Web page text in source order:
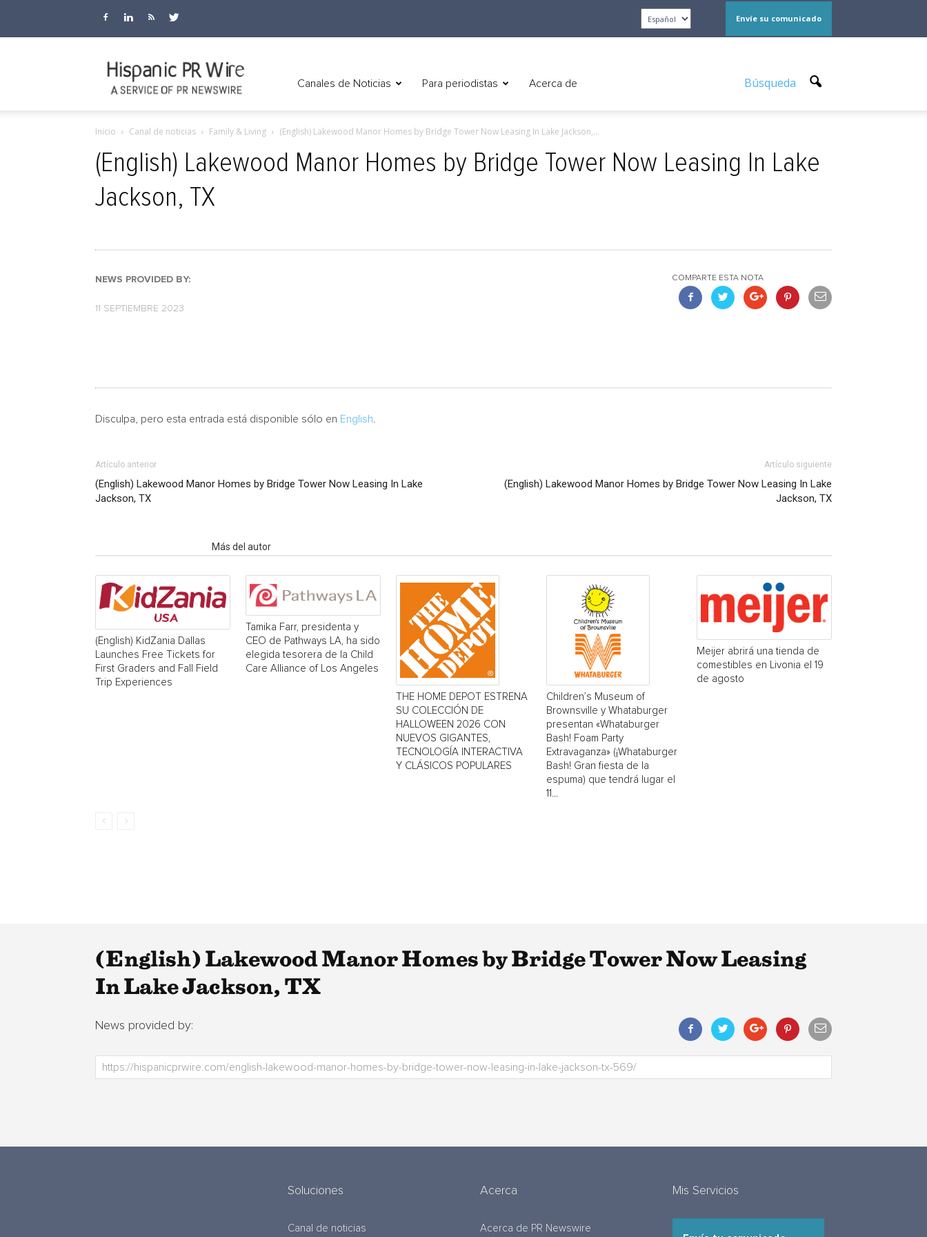
Envíe su comunicado
Canales de Noticias Para periodistas Acerca de Búsqueda
Inicio Canal de noticias Family & Living (English) Lakewood Manor Homes by Bridge Tower Now Leasing In Lake Jackson,...
(English) Lakewood Manor Homes by Bridge Tower Now Leasing In Lake
Jackson, TX
NEWS PROVIDED BY:
11 SEPTIEMBRE 2023
COMPARTE ESTA NOTA
Disculpa, pero esta entrada está disponible sólo en English
Artículo anterior
(English) Lakewood Manor Homes by Bridge Tower Now Leasing In Lake
Jackson, TX
Artículo siguiente
(English) Lakewood Manor Homes by Bridge Tower Now Leasing In Lake
Jackson, TX
Más del autor
(English) KidZania Dallas
Launches Free Tickets for
First Graders and Fall Field
Trip Experiences
Tamika Farr, presidenta y
CEO de Pathways LA, ha sido
elegida tesorera de la Child
Care Alliance of Los Angeles
THE HOME DEPOT ESTRENA
SU COLECCIÓN DE
HALLOWEEN 2026 CON
NUEVOS GIGANTES,
TECNOLOGÍA INTERACTIVA
Y CLÁSICOS POPULARES
Children’s Museum of
Brownsville y Whataburger
presentan «Whataburger
Bash! Foam Party
Extravaganza» (¡Whataburger
Bash! Gran fiesta de la
espuma) que tendrá lugar el
11...
Meijer abrirá una tienda de
comestibles en Livonia el 19
de agosto
(English) Lakewood Manor Homes by Bridge Tower Now Leasing
In Lake Jackson, TX
News provided by:
Soluciones
Canal de noticias
Acerca
Acerca de PR Newswire
Mis Servicios